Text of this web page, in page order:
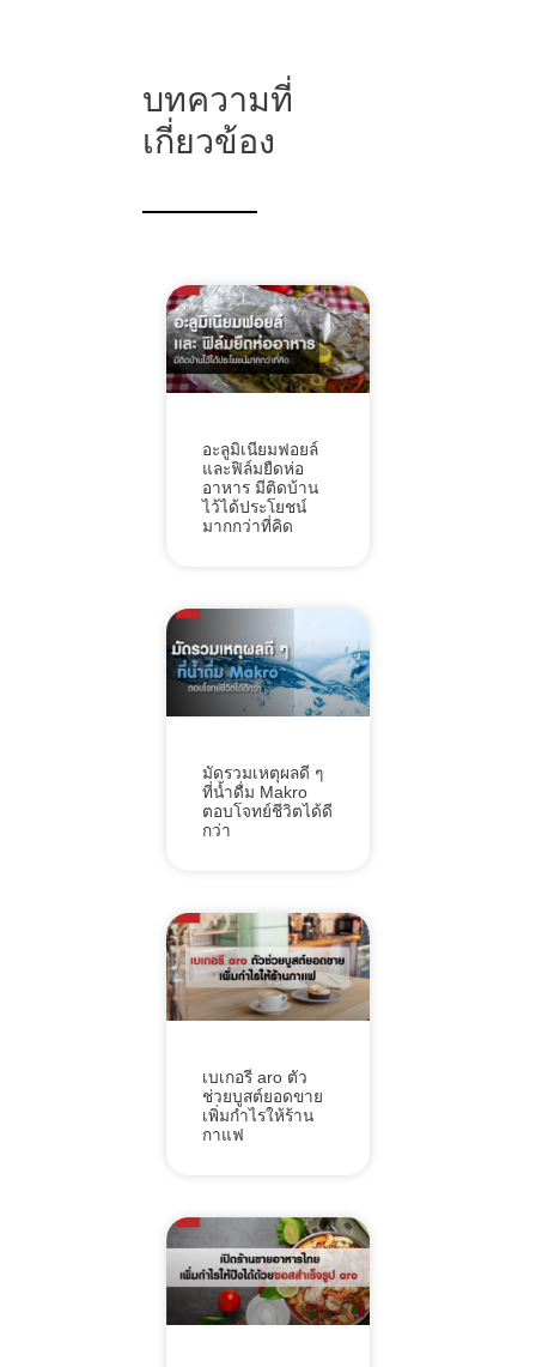
บทความที่
เกี่ยวข้อง
อะลูมิเนียมฟอยล์
และฟิล์มยืดห่อ
อาหาร มีติดบ้าน
ไว้ได้ประโยชน์
มากกว่าที่คิด
มัดรวมเหตุผลดี ๆ
ที่น้ำดื่ม Makro
ตอบโจทย์ชีวิตได้ดี
กว่า
เบเกอรี aro ตัว
ช่วยบูสต์ยอดขาย
เพิ่มกำไรให้ร้าน
กาแฟ